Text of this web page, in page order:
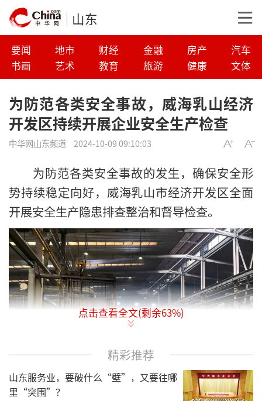
山东
要闻 地市 财经 金融 房产
汽车
书画
艺术 教育 旅游 健康 文体
为防范各类安全事故，威海乳山经济
开发区持续开展企业安全生产检查
中华网山东频道 2024-10-09 09:10:03
为防范各类安全事故的发生，确保安全形
势持续稳定向好，威海乳山市经济开发区全面
开展安全生产隐患排查整治和督导检查。
点击查看全文(剩余63%)
精彩推荐
山东服务业，要破什么“壁”，又要往哪
里“突围”？